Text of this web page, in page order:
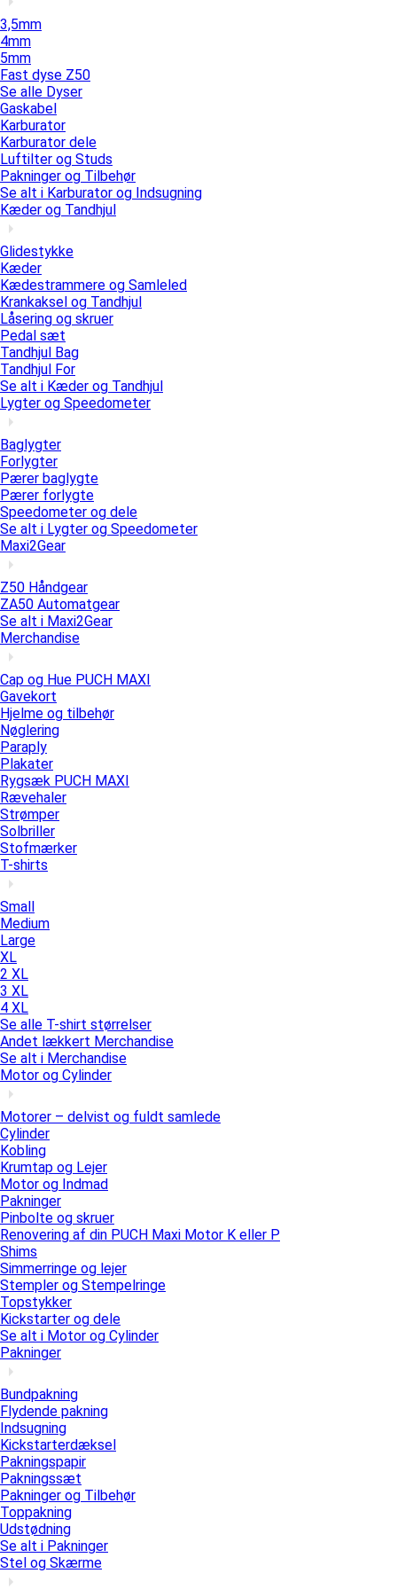
3,5mm
4mm
5mm
Fast dyse Z50
Se alle Dyser
Gaskabel
Karburator
Karburator dele
Luftilter og Studs
Pakninger og Tilbehør
Se alt i Karburator og Indsugning
Kæder og Tandhjul
Glidestykke
Kæder
Kædestrammere og Samleled
Krankaksel og Tandhjul
Låsering og skruer
Pedal sæt
Tandhjul Bag
Tandhjul For
Se alt i Kæder og Tandhjul
Lygter og Speedometer
Baglygter
Forlygter
Pærer baglygte
Pærer forlygte
Speedometer og dele
Se alt i Lygter og Speedometer
Maxi2Gear
Z50 Håndgear
ZA50 Automatgear
Se alt i Maxi2Gear
Merchandise
Cap og Hue PUCH MAXI
Gavekort
Hjelme og tilbehør
Nøglering
Paraply
Plakater
Rygsæk PUCH MAXI
Rævehaler
Strømper
Solbriller
Stofmærker
T-shirts
Small
Medium
Large
XL
2 XL
3 XL
4 XL
Se alle T-shirt størrelser
Andet lækkert Merchandise
Se alt i Merchandise
Motor og Cylinder
Motorer – delvist og fuldt samlede
Cylinder
Kobling
Krumtap og Lejer
Motor og Indmad
Pakninger
Pinbolte og skruer
Renovering af din PUCH Maxi Motor K eller P
Shims
Simmerringe og lejer
Stempler og Stempelringe
Topstykker
Kickstarter og dele
Se alt i Motor og Cylinder
Pakninger
Bundpakning
Flydende pakning
Indsugning
Kickstarterdæksel
Pakningspapir
Pakningssæt
Pakninger og Tilbehør
Toppakning
Udstødning
Se alt i Pakninger
Stel og Skærme